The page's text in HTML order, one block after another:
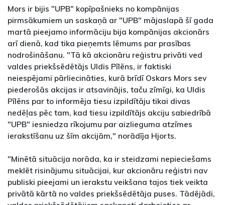
Mors ir bijis "UPB" kopīpašnieks no kompānijas
pirmsākumiem un saskaņā ar "UPB" mājaslapā šī gada
martā pieejamo informāciju bija kompānijas akcionārs
arī dienā, kad tika pieņemts lēmums par prasības
nodrošināšanu. "Tā kā akcionāru reģistru privāti ved
valdes priekšsēdētājs Uldis Pīlēns, ir faktiski
neiespējami pārliecināties, kurā brīdī Oskars Mors sev
piederošās akcijas ir atsavinājis, taču zīmīgi, ka Uldis
Pīlēns par to informēja tiesu izpildītāju tikai divas
nedēļas pēc tam, kad tiesu izpildītājs akciju sabiedrībā
"UPB" iesniedza rīkojumu par aizlieguma atzīmes
ierakstīšanu uz šīm akcijām," norādīja Hjorts.
"Minētā situācija norāda, ka ir steidzami nepieciešams
meklēt risinājumu situācijai, kur akcionāru reģistri nav
publiski pieejami un ierakstu veikšana tajos tiek veikta
privātā kārtā no valdes priekšsēdētāja puses. Tādējādi,